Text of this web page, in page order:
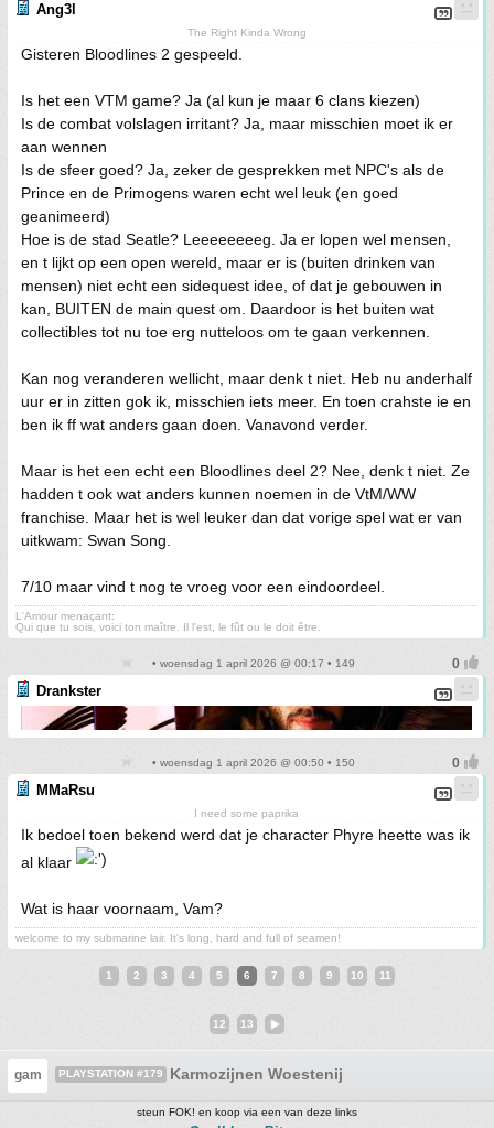
Ang3l
The Right Kinda Wrong
Gisteren Bloodlines 2 gespeeld.
Is het een VTM game? Ja (al kun je maar 6 clans kiezen)
Is de combat volslagen irritant? Ja, maar misschien moet ik er
aan wennen
Is de sfeer goed? Ja, zeker de gesprekken met NPC's als de
Prince en de Primogens waren echt wel leuk (en goed
geanimeerd)
Hoe is de stad Seatle? Leeeeeeeeg. Ja er lopen wel mensen,
en t lijkt op een open wereld, maar er is (buiten drinken van
mensen) niet echt een sidequest idee, of dat je gebouwen in
kan, BUITEN de main quest om. Daardoor is het buiten wat
collectibles tot nu toe erg nutteloos om te gaan verkennen.
Kan nog veranderen wellicht, maar denk t niet. Heb nu anderhalf
uur er in zitten gok ik, misschien iets meer. En toen crahste ie en
ben ik ff wat anders gaan doen. Vanavond verder.
Maar is het een echt een Bloodlines deel 2? Nee, denk t niet. Ze
hadden t ook wat anders kunnen noemen in de VtM/WW
franchise. Maar het is wel leuker dan dat vorige spel wat er van
uitkwam: Swan Song.
7/10 maar vind t nog te vroeg voor een eindoordeel.
L'Amour menaçant:
Qui que tu sois, voici ton maître. Il l'est, le fût ou le doit être.
• woensdag 1 april 2026 @ 00:17 • 149
Drankster
• woensdag 1 april 2026 @ 00:50 • 150
MMaRsu
I need some paprika
Ik bedoel toen bekend werd dat je character Phyre heette was ik
al klaar
Wat is haar voornaam, Vam?
welcome to my submarine lair. It's long, hard and full of seamen!
1 2 3 4 5 6 7 8 9 10 11
12 13
gam PLAYSTATION #179 Karmozijnen Woestenij
steun FOK! en koop via een van deze links